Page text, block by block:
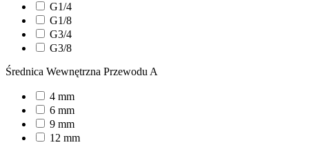
G1/4
G1/8
G3/4
G3/8
Średnica Wewnętrzna Przewodu A
4 mm
6 mm
9 mm
12 mm